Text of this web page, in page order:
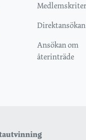
Direktansökan
Ansökan om
återinträde